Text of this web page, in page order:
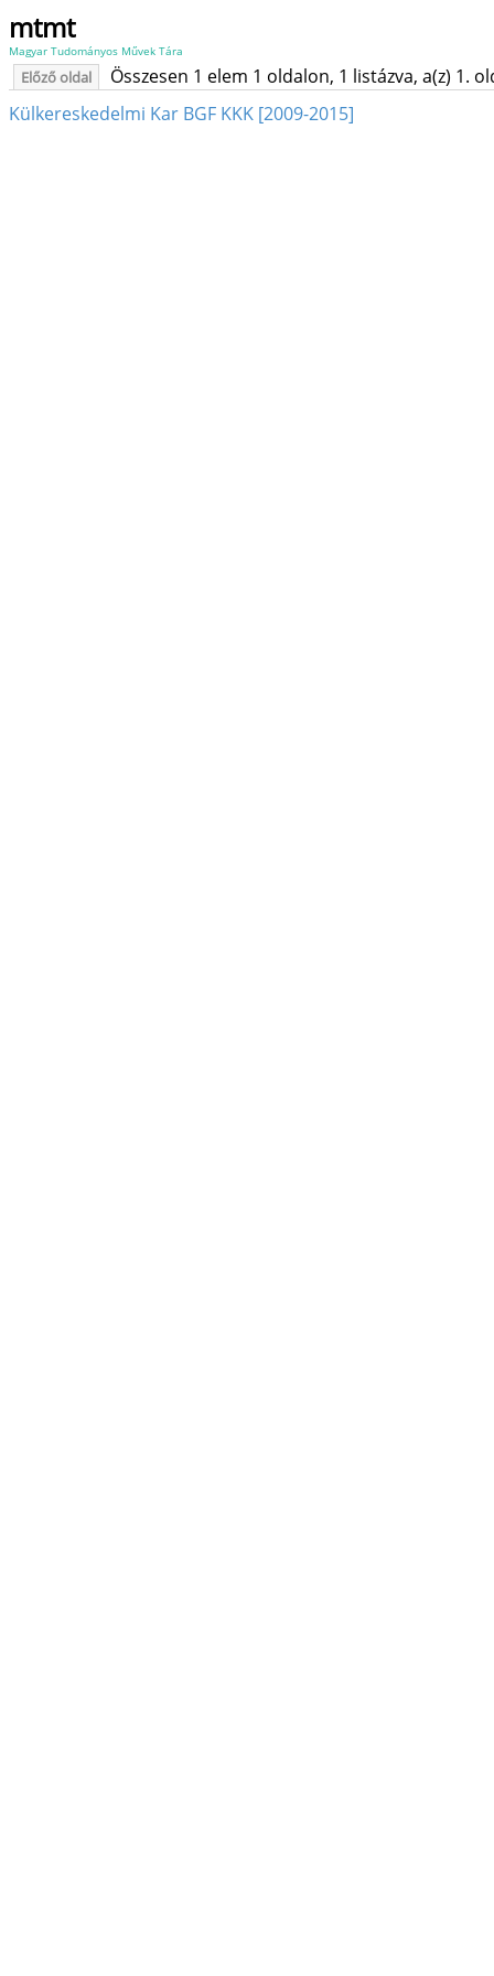
mtmt
Magyar Tudományos Művek Tára
Előző oldal
Összesen 1 elem 1 oldalon, 1 listázva, a(z) 1.
Külkereskedelmi Kar BGF KKK [2009-2015]